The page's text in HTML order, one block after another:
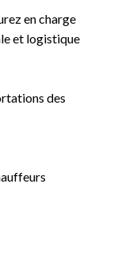
en charge
et logistique
des